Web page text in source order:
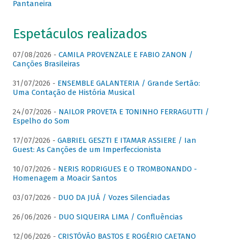
Pantaneira
Espetáculos realizados
07/08/2026 - CAMILA PROVENZALE E FABIO ZANON /
Canções Brasileiras
31/07/2026 - ENSEMBLE GALANTERIA / Grande Sertão:
Uma Contação de História Musical
24/07/2026 - NAILOR PROVETA E TONINHO FERRAGUTTI /
Espelho do Som
17/07/2026 - GABRIEL GESZTI E ITAMAR ASSIERE / Ian
Guest: As Canções de um Imperfeccionista
10/07/2026 - NERIS RODRIGUES E O TROMBONANDO -
Homenagem a Moacir Santos
03/07/2026 - DUO DA JUÁ / Vozes Silenciadas
26/06/2026 - DUO SIQUEIRA LIMA / Confluências
12/06/2026 - CRISTÓVÃO BASTOS E ROGÉRIO CAETANO